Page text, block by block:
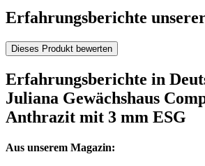
Erfahrungsberichte
Dieses Produkt bewerten
Erfahrungsberichte in
Juliana Gewächshaus
Anthrazit mit 3 mm ESG
Aus unserem Magazin: